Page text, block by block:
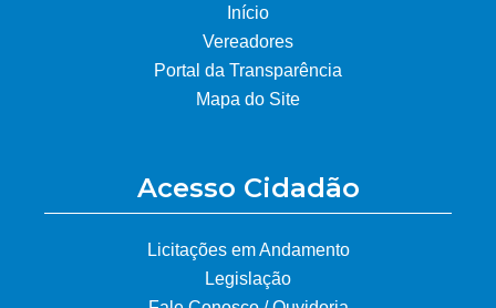
Início
Vereadores
Portal da Transparência
Mapa do Site
Acesso Cidadão
Licitações em Andamento
Legislação